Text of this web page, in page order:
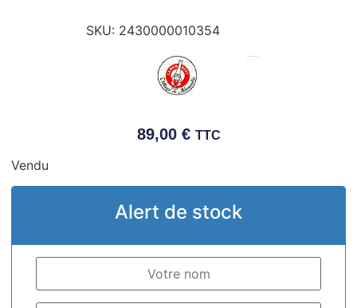
SKU: 2430000010354
89,00 € TTC
Vendu
Alert de stock